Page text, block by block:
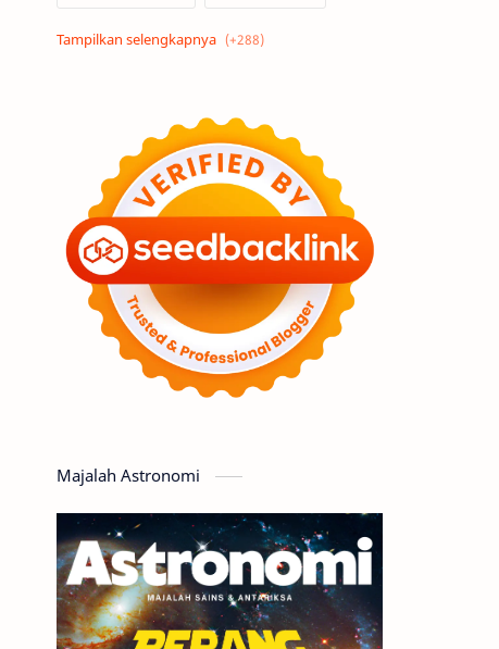
Alam semesta Galaksi
Tata Surya
Hype Astronot
Asteroid Observasi
Premium Komet
Penelitian
Satelit
Aurora Supernova
Nebula Sponsored
Matahari Mars
Majalah Astronomi